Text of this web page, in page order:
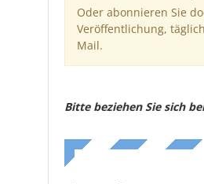
Oder abonnieren Sie
Veröffentlichung,
Mail.
Bitte beziehen Sie sich